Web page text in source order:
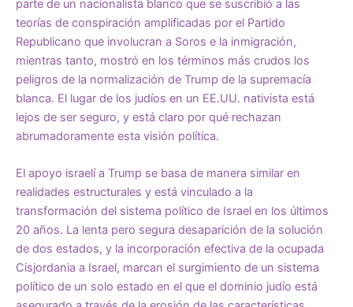
parte de un nacionalista blanco que se suscribió a las
teorías de conspiración amplificadas por el Partido
Republicano que involucran a Soros e la inmigración,
mientras tanto, mostró en los términos más crudos los
peligros de la normalización de Trump de la supremacía
blanca. El lugar de los judíos en un EE.UU. nativista está
lejos de ser seguro, y está claro por qué rechazan
abrumadoramente esta visión política.
El apoyo israelí a Trump se basa de manera similar en
realidades estructurales y está vinculado a la
transformación del sistema político de Israel en los últimos
20 años. La lenta pero segura desaparición de la solución
de dos estados, y la incorporación efectiva de la ocupada
Cisjordania a Israel, marcan el surgimiento de un sistema
político de un solo estado en el que el dominio judío está